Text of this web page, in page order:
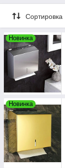
Сортировка
Новинка
Новинка